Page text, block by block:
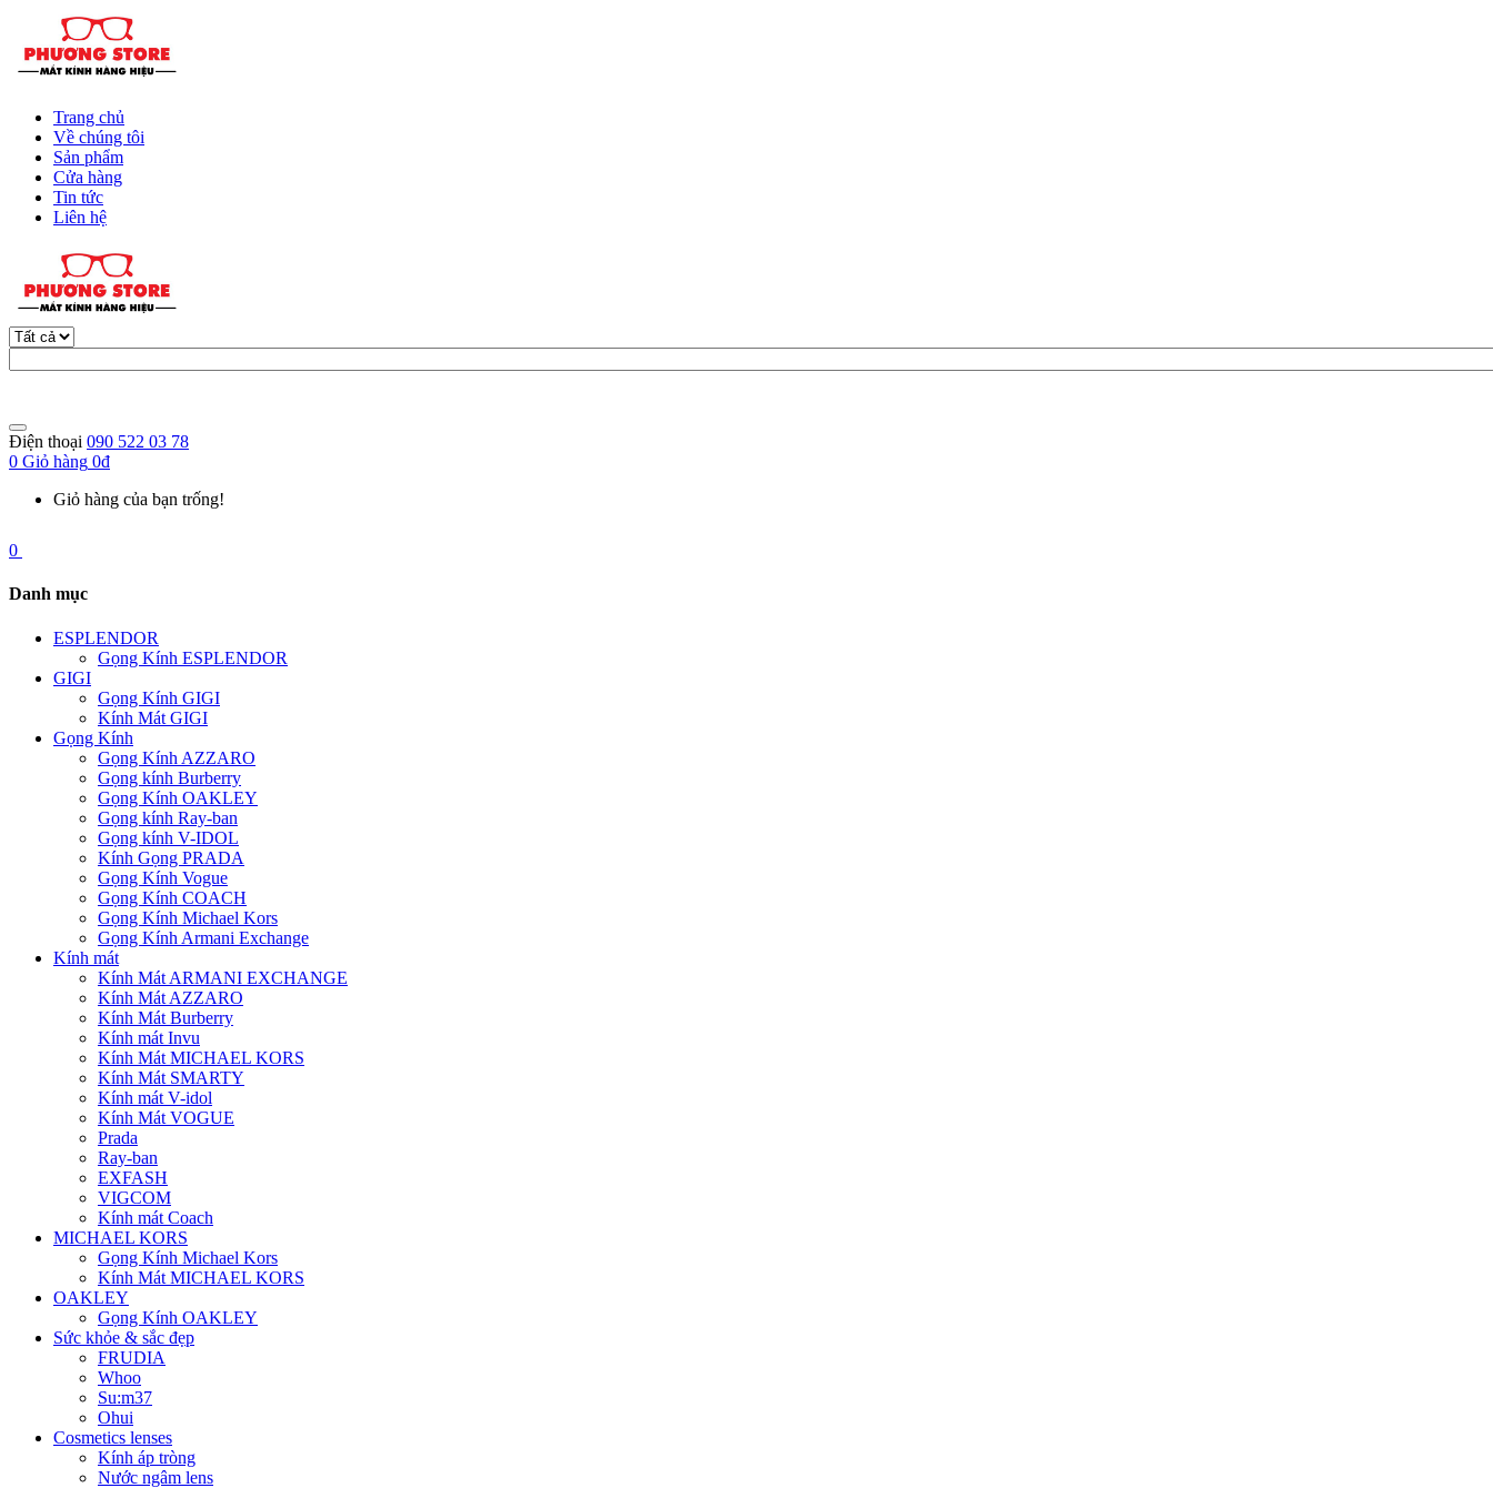
Trang chủ
Về chúng tôi
Sản phẩm
Cửa hàng
Tin tức
Liên hệ
Điện thoại 090 522 03 78
0 Giỏ hàng 0đ
Giỏ hàng của bạn trống!
0
Danh mục
ESPLENDOR
Gọng Kính ESPLENDOR
GIGI
Gọng Kính GIGI
Kính Mát GIGI
Gọng Kính
Gọng Kính AZZARO
Gọng kính Burberry
Gọng Kính OAKLEY
Gọng kính Ray-ban
Gọng kính V-IDOL
Kính Gọng PRADA
Gọng Kính Vogue
Gọng Kính COACH
Gọng Kính Michael Kors
Gọng Kính Armani Exchange
Kính mát
Kính Mát ARMANI EXCHANGE
Kính Mát AZZARO
Kính Mát Burberry
Kính mát Invu
Kính Mát MICHAEL KORS
Kính Mát SMARTY
Kính mát V-idol
Kính Mát VOGUE
Prada
Ray-ban
EXFASH
VIGCOM
Kính mát Coach
MICHAEL KORS
Gọng Kính Michael Kors
Kính Mát MICHAEL KORS
OAKLEY
Gọng Kính OAKLEY
Sức khỏe & sắc đẹp
FRUDIA
Whoo
Su:m37
Ohui
Cosmetics lenses
Kính áp tròng
Nước ngâm lens